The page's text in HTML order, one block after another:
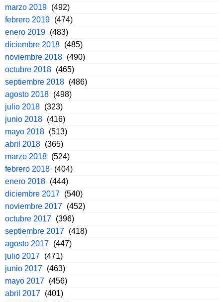
marzo 2019 (492)
febrero 2019 (474)
enero 2019 (483)
diciembre 2018 (485)
noviembre 2018 (490)
octubre 2018 (465)
septiembre 2018 (486)
agosto 2018 (498)
julio 2018 (323)
junio 2018 (416)
mayo 2018 (513)
abril 2018 (365)
marzo 2018 (524)
febrero 2018 (404)
enero 2018 (444)
diciembre 2017 (540)
noviembre 2017 (452)
octubre 2017 (396)
septiembre 2017 (418)
agosto 2017 (447)
julio 2017 (471)
junio 2017 (463)
mayo 2017 (456)
abril 2017 (401)